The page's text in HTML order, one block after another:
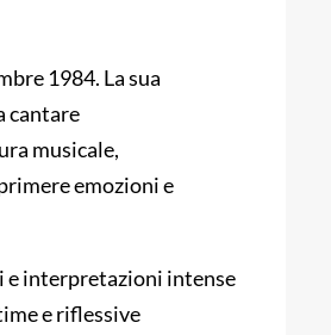
1984. La sua
cantare
musicale,
emozioni e
e interpretazioni intense
e riflessive